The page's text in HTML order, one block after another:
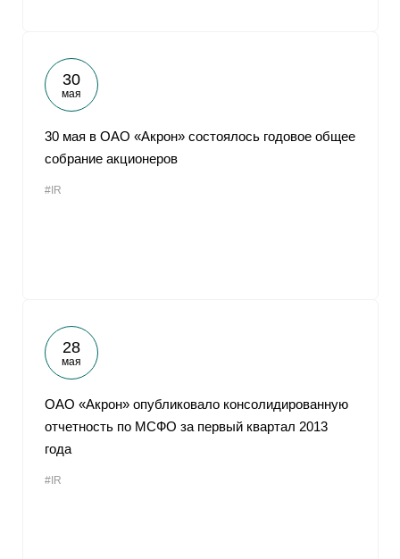
30
мая
30 мая в ОАО «Акрон» состоялось годовое общее
собрание акционеров
#IR
28
мая
ОАО «Акрон» опубликовало консолидированную
отчетность по МСФО за первый квартал 2013
года
#IR